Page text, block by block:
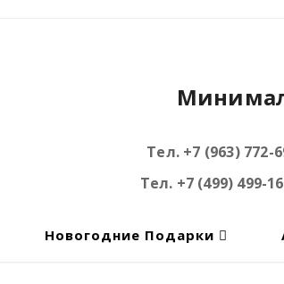
Тел. +7 (963)
Тел. +7 (499)
Новогодние Подарки